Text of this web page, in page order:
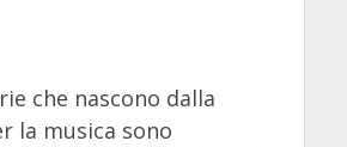
che nascono dalla
la musica sono